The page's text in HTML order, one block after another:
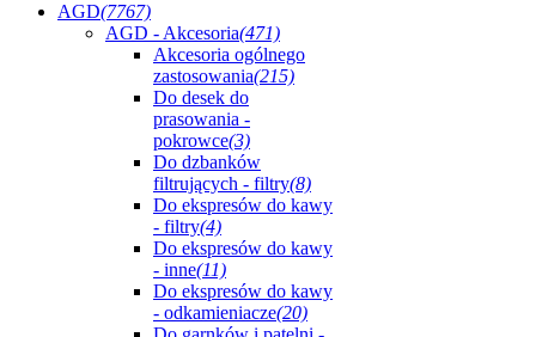
AGD(7767)
AGD - Akcesoria(471)
Akcesoria ogólnego
zastosowania(215)
Do desek do
prasowania -
pokrowce(3)
Do dzbanków
filtrujących - filtry(8)
Do ekspresów do kawy
- filtry(4)
Do ekspresów do kawy
- inne(11)
Do ekspresów do kawy
- odkamieniacze(20)